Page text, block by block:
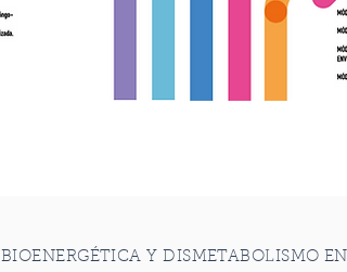
BIOENERGÉTICA Y DISMETABOLISMO EN